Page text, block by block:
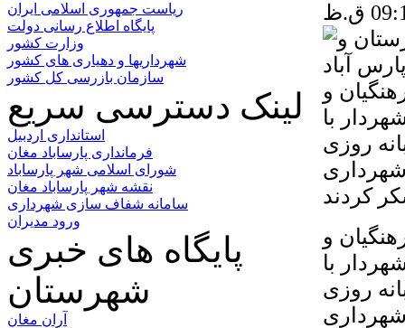
و
با
روزی
و
با
روزی
ریاست جمهوری اسلامی ایران
پایگاه اطلاع رسانی دولت
وزارت کشور
شهرداریها و دهیاری های کشور
سازمان بازرسی کل کشور
لینک دسترسی سریع
استانداری اردبیل
فرمانداری پارساباد مغان
شورای اسلامی شهر پارساباد
نقشه شهر پارساباد مغان
سامانه شفاف سازی شهرداری
ورود مدیران
پایگاه های خبری
شهرستان
آران مغان